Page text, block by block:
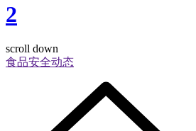
2
scroll down
食品安全动态